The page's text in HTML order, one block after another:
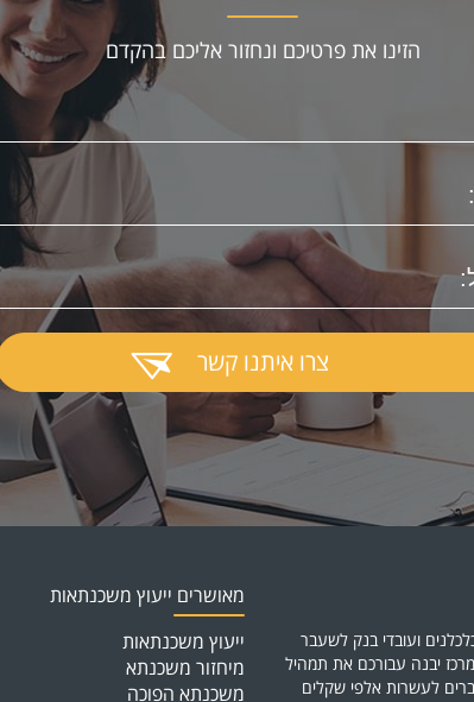
הזינו את פרטיכם ונחזור אליכם בהקדם
צרו איתנו קשר
ועובדי בנק לשעבר
יבנה עבורכם את תמהיל
לעשרות אלפי שקלים
מאושרים ייעוץ משכנתאות
ייעוץ משכנתאות
מיחזור משכנתא
משכנתא הפוכה